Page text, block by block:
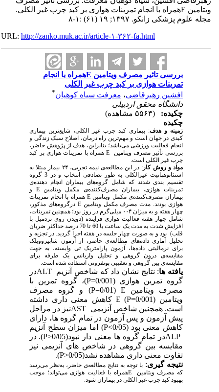
ویتامین Eهمراه با انجام تمرینات هوازی بر کبد چرب غیر الکلی.
زانکو. ۱۳۹۷; ۱۹ (۶۱) :۱-۸
URL:http://zanko.muk.ac.ir/article-۱-۳۶۲-fa.html
بررسی تاثیر مصرف ویتامین Eهمراه با انجام
تمرینات هوازی بر کبد چرب غیر الکلی
افشین رهبرقاضی ،معرفت سیاه کوهیان*
دانشگاه محقق اردبیلی
زمینه و هدف :بیماری کبد چرب غیر الکلی، شایع‌ترین بیماری
کبدی در جهان است
و مهم‌ترین راه درمان، اصلاح سبک زندگی و
انجام فعالیت ورزشی می‌باشد؛ بنابراین، هدف از پژوهش حاضر،
بررسی تأثیر مصرف ویتامین
E همراه با تمرینات هوازی بر کبد
چرب غیر الکلی است.
مواد و روش کار:در این مطالعه‌ی نیمه تجربی، ۲۴
بیمار مبتلا به
استئاتوهپاتیت غیرالکلی
به طور تصادفی انتخاب و در 3 گروه
تقسیم بندی شدند که شامل گروه‌های بیماران انجام دهنده‌ی
تمرینات هوازی، بیماران
مصرف‌کننده‌ی مکمل ویتامینE و
مصرف‌کننده‌ی مکمل ویتامینEهمراه با انجام تمرینات
هوازی بودند. مدتمصرف مکمل ویتامینEدر گروه‌های مذکور،
چهار هفته و به میزان۴۰۰ میلی‌گرم در روز بود؛ همچنین تمرینات،
شامل چهار هفته فعالیت هوازی فزاینده (دویدن روی تردمیل با
افزایش شدت به مدت یک ساعت با 60
تا 70
درصد حداکثر ضربان
قلب) بود و به صورت چهار جلسه در هفته اجرا گردید.در تجزیه و
تحلیل آماری داده‌ها‌ی مطالعه‌ی حاضر،از آزمون شاپیروویلک
برای نرمالیتیداده‌ها، آزمونپارامتریک تی وابسته، به جهت
مقایسه‌ی درون گروهی و تحلیل واریانس یک طرفه برای
مقایسه‌ی بین گروهی و تعقیبی بونفرونی استفاده شده است.
: نتایج نشان داد که شاخص آنزیمALTدر
گروه تمرین هوازی (0/001=
P )، گروه تمرین با
مصرف ویتامین
E
(0/01=
P) و گروه مصرف
P=
0/001) کاهش معنی داری داشته
است. همچنین شاخص آنزیمینیزAST
در مراحل
پیش آزمون و پس آزمون در تمام گروه ها، دارای
کاهش معنی بود (0/05>
P) اما میزان سطح آنزیم
در تمام گروه ها معنی دار نبود(0/05< P). در
مقایسه بین گروهی در شاخص های آنزیمی نیز
تفاوت معنی داری مشاهده نشد(0/05<
P
).
نتیجه گیری:با توجه به نتایج مطالعه‌ی حاضر، به‌نظر می‌رسد
که مصرف ویتامین Eهمراه با فعالیت هوازی می‌تواند؛ موجب
بهبود کبد چرب غیر الکلی در بیماران شود.